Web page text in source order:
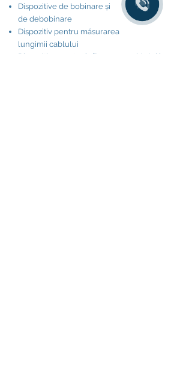
Dispozitive de bobinare și
de debobinare
Dispozitiv pentru măsurarea
lungimii cablului
Dispozitive pentru înfășurarea cablului în